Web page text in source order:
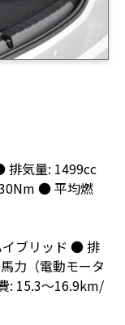
排気量: 1499cc
● 平均燃
ブリッド ● 排
力（電動モータ
: 15.3～16.9km/